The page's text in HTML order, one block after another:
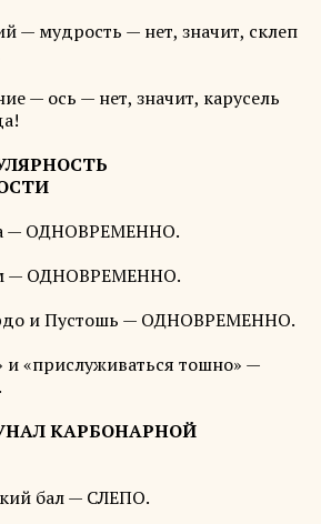
— мудрость — нет, значит, склеп
— ось — нет, значит, карусель
— ОДНОВРЕМЕННО.
— ОДНОВРЕМЕННО.
и Пустошь — ОДНОВРЕМЕННО.
«прислуживаться тошно» —
КАРБОНАРНОЙ
бал — СЛЕПО.